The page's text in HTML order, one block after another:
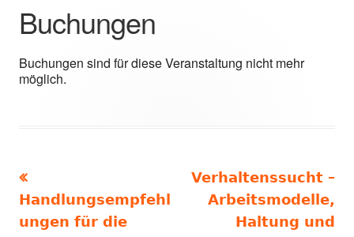
Buchungen
Buchungen sind für diese Veranstaltung nicht mehr
möglich.
Beitragsnavigation
Beitrag:
Handlungsempfehl
ungen für die
Nächster
Beitrag
Verhaltenssucht –
Arbeitsmodelle,
Haltung und